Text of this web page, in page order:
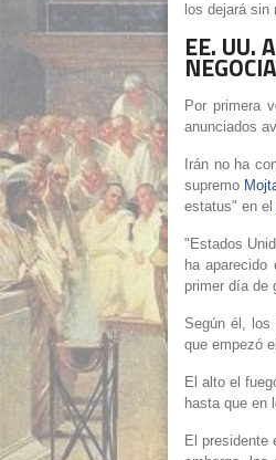
los dejará sin
EE. UU.
Por primera
anunciados
Irán no ha
supremo
estatus" en el
"Estados
ha
primer día de
Según él, los
que empezó
El alto el
hasta que en
El presidente